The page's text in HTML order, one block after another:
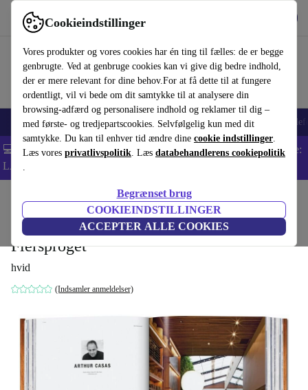
Cookieindstillinger
Vores produkter og vores cookies har én ting til fælles: de er begge
genbrugte. Ved at genbruge cookies kan vi give dig bedre indhold,
der er mere relevant for dine behov.For at få dette til at fungere
ordentligt, vil vi bede om dit samtykke til at analysere din
browsing-adfærd og personalisere indhold og reklamer til dig –
med første- og tredjepartscookies. Selvfølgelig kun med dit
samtykke. Du kan til enhver tid ændre dine cookie indstillinger.
Læs vores privatlivspolitik. Læs databehandlerens cookiepolitik
.
Begrænset brug
COOKIEINDSTILLINGER
ACCEPTER ALLE COOKIES
Brug refurbed hurtigt og nemt
Smartphones Bærbare Tablets Smartwatches Tilbehør
💻 Ekstra 5% rabat på alle MacBooks og bærbare computere - Kode:
LAPTOP5 -
Husholdning Møbler
100 Contemporary Wood Buildings
Flersproget
hvid
(Indsamler anmeldelser)